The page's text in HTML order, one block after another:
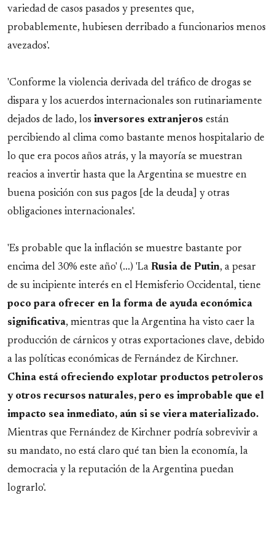
variedad de casos pasados y presentes que,
probablemente, hubiesen derribado a funcionarios menos
avezados'.
'Conforme la violencia derivada del tráfico de drogas se
dispara y los acuerdos internacionales son rutinariamente
dejados de lado, los inversores extranjeros están
percibiendo al clima como bastante menos hospitalario de
lo que era pocos años atrás, y la mayoría se muestran
reacios a invertir hasta que la Argentina se muestre en
buena posición con sus pagos [de la deuda] y otras
obligaciones internacionales'.
'Es probable que la inflación se muestre bastante por
encima del 30% este año' (...) 'La Rusia de Putin, a pesar
de su incipiente interés en el Hemisferio Occidental, tiene
poco para ofrecer en la forma de ayuda económica
significativa, mientras que la Argentina ha visto caer la
producción de cárnicos y otras exportaciones clave, debido
a las políticas económicas de Fernández de Kirchner.
China está ofreciendo explotar productos petroleros
y otros recursos naturales, pero es improbable que el
impacto sea inmediato, aún si se viera materializado.
Mientras que Fernández de Kirchner podría sobrevivir a
su mandato, no está claro qué tan bien la economía, la
democracia y la reputación de la Argentina puedan
lograrlo'.